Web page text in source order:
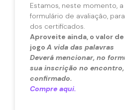
Estamos, neste momento,
formulário de avaliação,
dos certificados.
Aproveite ainda, o valor
jogo A vida das palavras
Deverá mencionar, no
sua inscrição no
confirmado.
Compre aqui.